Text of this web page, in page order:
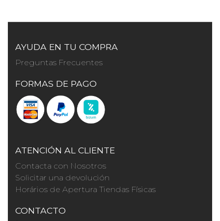
AYUDA EN TU COMPRA
Preguntas Frecuentes
FORMAS DE PAGO
ATENCIÓN AL CLIENTE
Contacta con Nosotros
Solicitar una devolución
Horários de Apertura Tiendas Físicas
CONTACTO